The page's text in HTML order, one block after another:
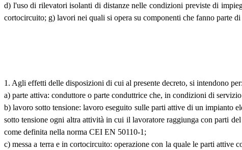
d) l'uso di rilevatori isolanti di distanze nelle condizioni previste di
cortocircuito; g) lavori nei quali si opera su componenti che fanno parte
1. Agli effetti delle disposizioni di cui al presente decreto, si intendono per:
a) parte attiva: conduttore o parte conduttrice che, in condizioni di
b) lavoro sotto tensione: lavoro eseguito sulle parti attive di un impianto
sotto tensione ogni altra attività in cui il lavoratore raggiunga con parti
come definita nella norma CEI EN 50110-1;
c) messa a terra e in cortocircuito: operazione con la quale le parti attive